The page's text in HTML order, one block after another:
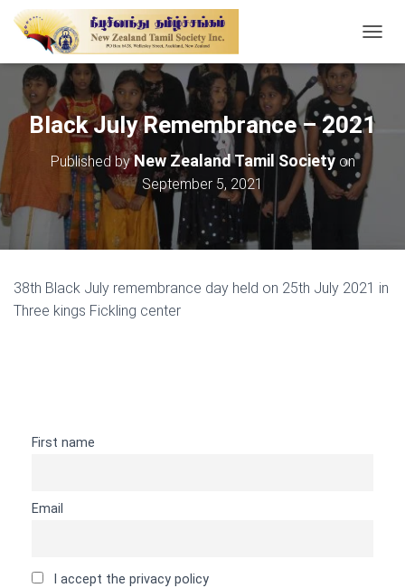
O
L
E
T
Black July Remembrance – 2021
Published byNew Zealand Tamil Societyon
September 5, 2021
38th Black July remembrance day held on 25th July 2021 in
Three kings Fickling center
First name
Email
I accept the privacy policy